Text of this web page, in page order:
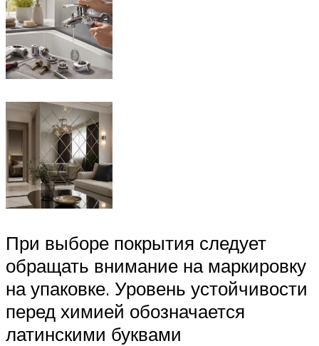
При выборе покрытия следует
обращать внимание на маркировку
на упаковке. Уровень устойчивости
перед химией обозначается
латинскими буквами